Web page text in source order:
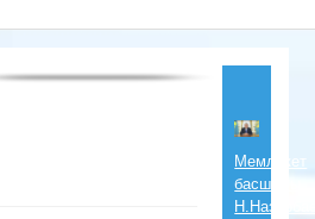
Мемлекет
басшысы